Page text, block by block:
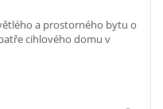
a prostorného bytu o
cihlového domu v